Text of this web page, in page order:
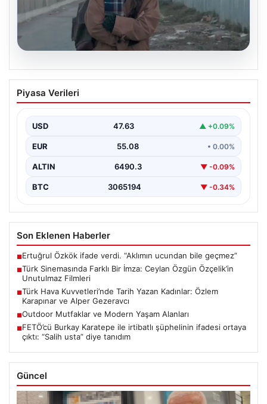
05.08.2026
Türk Sinemasında Farklı Bir İmza:
Ceylan Özgün Özçelik’in Unutulmaz
Türk sinemasında kendine özgü ve etkileyici bir anlatım
Piyasa Verileri
USD 47.63 ▲ +0.09%
EUR 55.08 • 0.00%
ALTIN 6490.3 ▼ -0.09%
BTC 3065194 ▼ -0.34%
Son Eklenen Haberler
■Ertuğrul Özkök ifade verdi. “Aklımın ucundan bile geçmez”
■Türk Sinemasında Farklı Bir İmza: Ceylan Özgün Özçelik’in
Unutulmaz Filmleri
■Türk Hava Kuvvetleri’nde Tarih Yazan Kadınlar: Özlem
Karapınar ve Alper Gezeravcı
■Outdoor Mutfaklar ve Modern Yaşam Alanları
■FETÖ’cü Burkay Karatepe ile irtibatlı şüphelinin ifadesi ortaya
çıktı: “Salih usta” diye tanıdım
Güncel